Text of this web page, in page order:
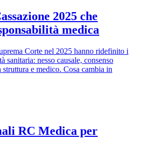
2025 che
medica
Corte nel 2025 hanno ridefinito i
sanitaria: nesso causale, consenso
e medico. Cosa cambia in
RC Medica per